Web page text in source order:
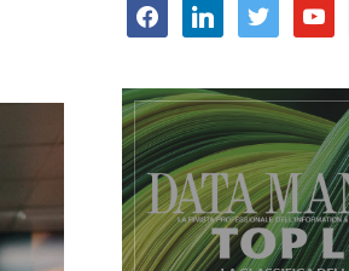
facebooklinkedin twitter youtube